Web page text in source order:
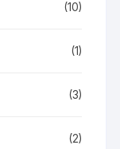
(10)
(1)
(3)
(2)